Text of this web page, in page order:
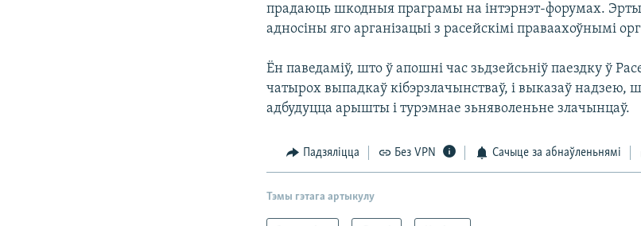
прадаюць шкодныя праграмы на інтэрнэт-форумах.
адносіны яго арганізацыі з расейскімі праваахоўнымі
Ён паведаміў, што ў апошні час зьдзейсьніў паездку ў
чатырох выпадкаў кібэрзлачынстваў, і выказаў надзею,
адбудуцца арышты і турэмнае зьняволеньне злачынцаў.
Падзяліцца Без VPN Сачыце за абнаўленьнямі
Тэмы гэтага артыкулу